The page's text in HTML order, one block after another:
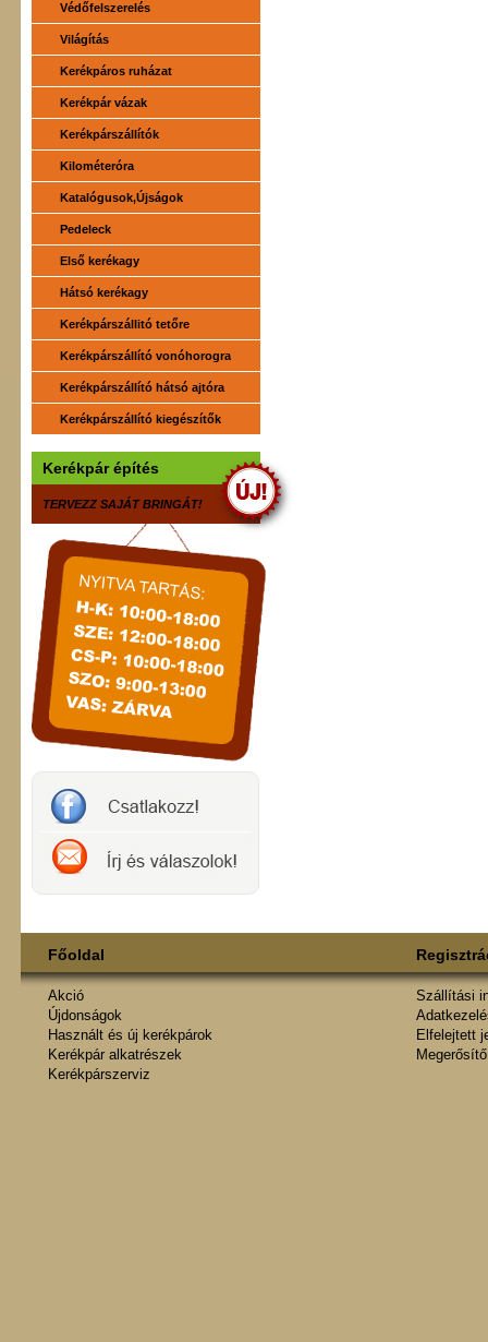
Védőfelszerelés
Világítás
Kerékpáros ruházat
Kerékpár vázak
Kerékpárszállítók
Kilométeróra
Katalógusok,Újságok
Pedeleck
Első kerékagy
Hátsó kerékagy
Kerékpárszállitó tetőre
Kerékpárszállító vonóhorogra
Kerékpárszállító hátsó ajtóra
Kerékpárszállító kiegészítők
Kerékpár építés
TERVEZZ SAJÁT BRINGÁT!
Főoldal
Akció
Újdonságok
Használt és új kerékpárok
Kerékpár alkatrészek
Kerékpárszerviz
Szállítási
Elfelejtett